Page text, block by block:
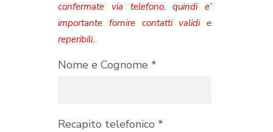
confermate via telefono, quindi e’
importante fornire contatti validi e
reperibili.
Nome e Cognome *
Recapito telefonico *